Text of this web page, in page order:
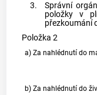
3.
Správní
položky v
přezkoumání
Položka 2
a) Za nahlédnutí do
b) Za nahlédnutí do